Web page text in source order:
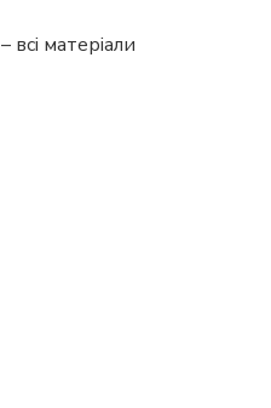
– всі матеріали